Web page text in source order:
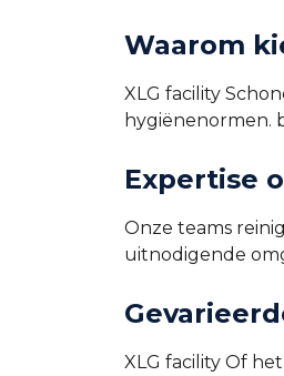
Waarom
XLG facility
hygiënenormen.
Expertise
Onze teams
uitnodigende
XLG facility Of